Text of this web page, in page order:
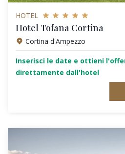
HOTEL
Hotel Tofana Cortina
Cortina d'Ampezzo
Inserisci le date e ottieni
direttamente dall'hotel